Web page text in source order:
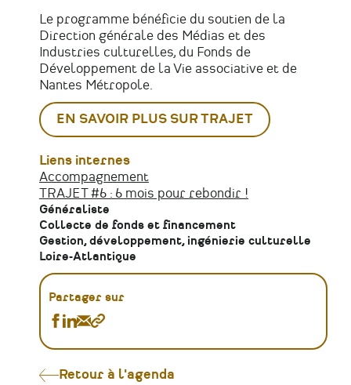
Le programme bénéficie du soutien de la
Direction générale des Médias et des
Industries culturelles, du Fonds de
Développement de la Vie associative et de
Nantes Métropole.
EN SAVOIR PLUS SUR TRAJET
Liens internes
Accompagnement
TRAJET #6 : 6 mois pour rebondir !
Généraliste
Collecte de fonds et financement
Gestion, développement, ingénierie culturelle
Loire-Atlantique
Partager sur
Partager
dans
Partager
dans
Partager
dans
Retour à l'agenda